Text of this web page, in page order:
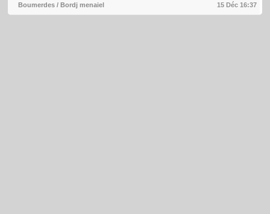
Boumerdes / Bordj menaiel 15 Déc16:37